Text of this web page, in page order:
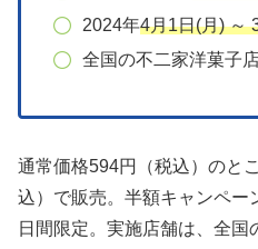
2024年4月1日(月) ～
全国の不二家洋菓子
通常価格594円（税込）のと
込）で販売。半額キャンペー
日間限定。実施店舗は、全